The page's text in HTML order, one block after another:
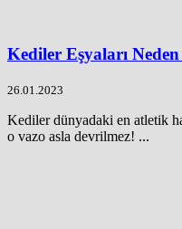
Kediler Eşyaları
26.01.2023
Kediler dünyadaki en atletik
o vazo asla devrilmez! ...